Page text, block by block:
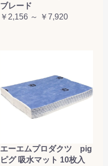
ブレード
￥2,156 ～ ￥7,920
エーエムプロダクツ pig
ピグ 吸水マット 10枚入